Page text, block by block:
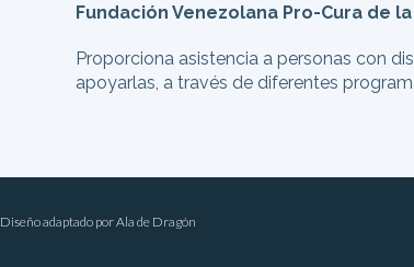
Fundación Venezolana Pro-Cura de
Proporciona asistencia a personas con
apoyarlas, a través de diferentes
Diseño adaptado por Ala de Dragón